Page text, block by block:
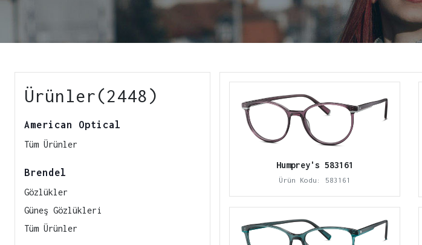
Ürünler(2448)
American Optical
Tüm Ürünler
Brendel
Gözlükler
Güneş Gözlükleri
Tüm Ürünler
Humprey's 583161
Ürün Kodu: 583161